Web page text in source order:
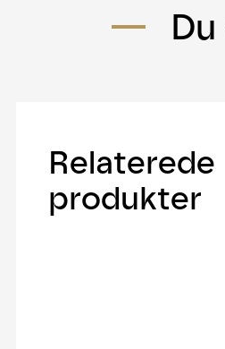
Relaterede
produkter